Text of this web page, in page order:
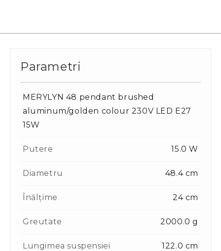
Parametri
MERYLYN 48 pendant brushed
aluminum/golden colour 230V LED E27
15W
Putere 15.0 W
Diametru 48.4 cm
Înălțime 24 cm
Greutate 2000.0 g
Lungimea suspensiei 122.0 cm